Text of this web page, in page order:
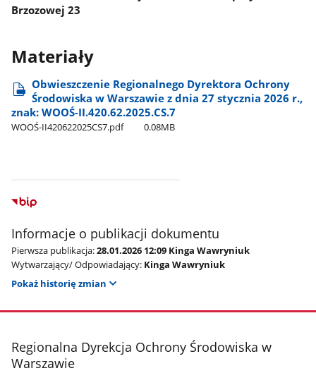
Brzozowej 23
Materiały
Obwieszczenie Regionalnego Dyrektora Ochrony
Środowiska w Warszawie z dnia 27 stycznia 2026 r.,
znak: WOOŚ-II.420.62.2025.CS.7
WOOŚ-II420622025CS7.pdf 0.08MB
Informacje o publikacji dokumentu
Pierwsza publikacja:28.01.2026 12:09 Kinga Wawryniuk
Wytwarzający/ Odpowiadający: Kinga Wawryniuk
Pokaż historię zmian
stopka
Regionalna Dyrekcja Ochrony Środowiska w
Warszawie